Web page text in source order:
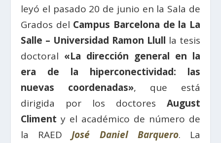
leyó el pasado 20 de junio en la Sala de
Grados del Campus Barcelona de la La
Salle – Universidad Ramon Llull la tesis
doctoral «La dirección general en la
era de la hiperconectividad: las
nuevas coordenadas», que está
dirigida por los doctores August
Climent y el académico de número de
la RAEDJosé Daniel Barquero. La